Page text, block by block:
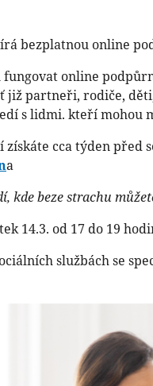
bezplatnou online
fungovat online
již partneři, rodiče,
s lidmi. kteří mohou
cca týden
a
kde beze strachu
14.3. od 17 do 19
službách se